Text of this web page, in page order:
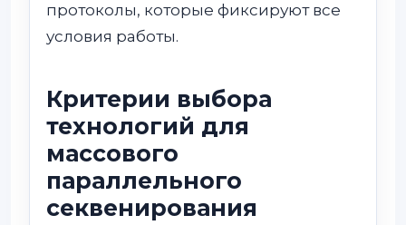
протоколы, которые фиксируют все
условия работы.
Критерии выбора
технологий для
массового
параллельного
секвенирования